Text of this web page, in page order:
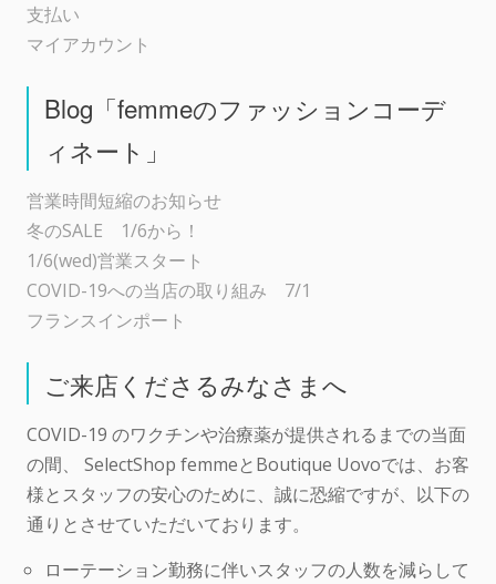
支払い
マイアカウント
Blog「femmeのファッションコーデ
ィネート」
営業時間短縮のお知らせ
冬のSALE 1/6から！
1/6(wed)営業スタート
COVID-19への当店の取り組み 7/1
フランスインポート
ご来店くださるみなさまへ
COVID-19 のワクチンや治療薬が提供されるまでの当面
の間、 SelectShop femmeとBoutique Uovoでは、お客
様とスタッフの安心のために、誠に恐縮ですが、以下の
通りとさせていただいております。
ローテーション勤務に伴いスタッフの人数を減らして